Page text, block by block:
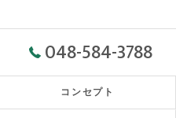
048-584-3788
コンセプト